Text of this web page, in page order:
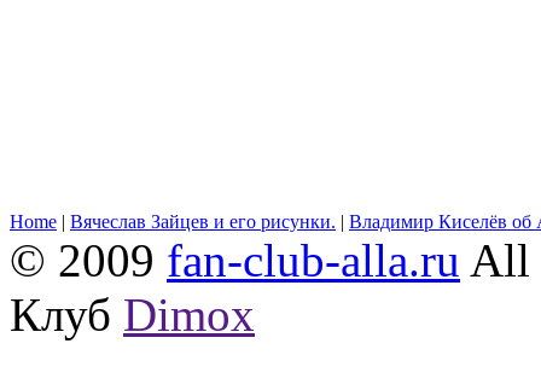
Home | Вячеслав Зайцев и его рисунки. | Владимир Киселёв об
© 2009 fan-club-alla.ru All
Клуб Dimox